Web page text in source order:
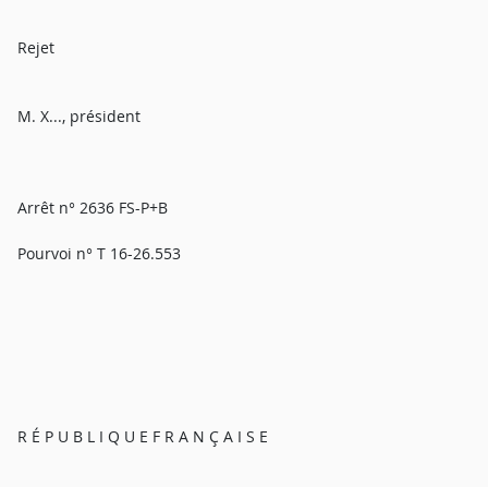
Rejet
M. X..., président
Arrêt n° 2636 FS-P+B
Pourvoi n° T 16-26.553
R É P U B L I Q U E F R A N Ç A I S E